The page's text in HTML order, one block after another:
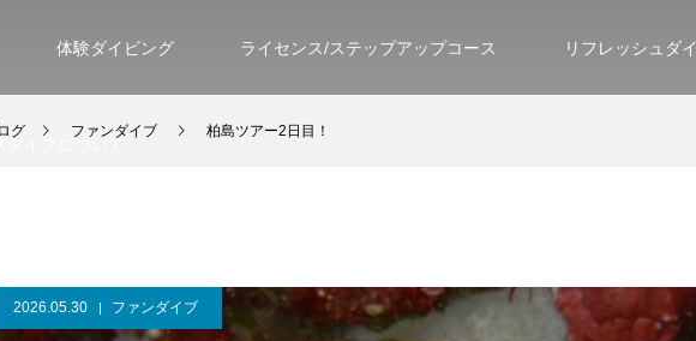
体験ダイビング ライセンス/ステップアップコース リフレッシュダ
ダイブについて
グ ファンダイブ 柏島ツアー2日目！
2026.05.30 ファンダイブ